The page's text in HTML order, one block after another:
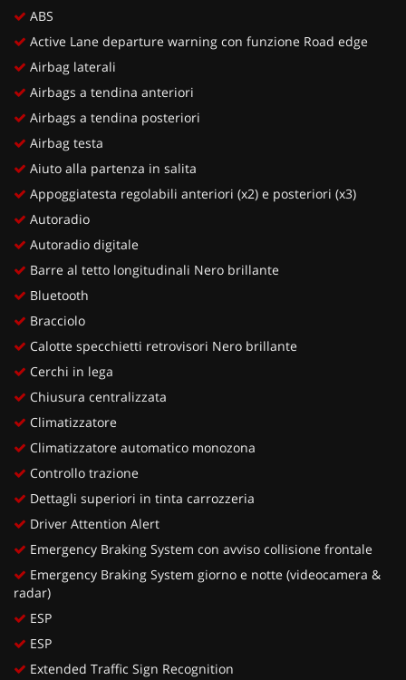
ABS
Active Lane departure warning con funzione Road edge
Airbag laterali
Airbags a tendina anteriori
Airbags a tendina posteriori
Airbag testa
Aiuto alla partenza in salita
Appoggiatesta regolabili anteriori (x2) e posteriori (x3)
Autoradio
Autoradio digitale
Barre al tetto longitudinali Nero brillante
Bluetooth
Bracciolo
Calotte specchietti retrovisori Nero brillante
Cerchi in lega
Chiusura centralizzata
Climatizzatore
Climatizzatore automatico monozona
Controllo trazione
Dettagli superiori in tinta carrozzeria
Driver Attention Alert
Emergency Braking System con avviso collisione frontale
Emergency Braking System giorno e notte (videocamera &
radar)
ESP
ESP
Extended Traffic Sign Recognition